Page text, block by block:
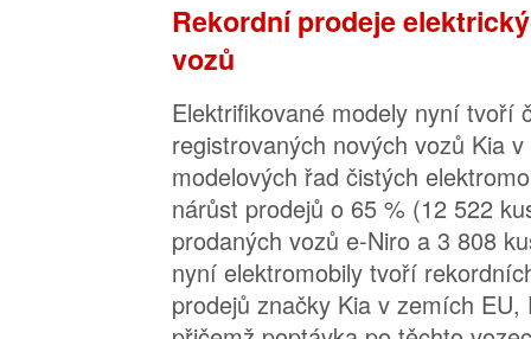
Rekordní prodeje
vozů
Elektrifikované modely nyní tvoří
registrovaných nových vozů Kia
modelových řad čistých
nárůst prodejů o 65 % (12 522
prodaných vozů e-Niro a 3 808
nyní elektromobily tvoří
prodejů značky Kia v zemích EU,